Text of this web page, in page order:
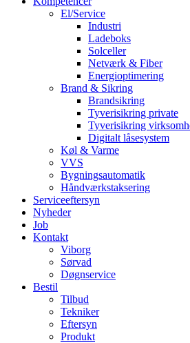
El/Service
Industri
Ladeboks
Solceller
Netværk & Fiber
Energioptimering
Brand & Sikring
Brandsikring
Tyverisikring private
Tyverisikring
Digitalt låsesystem
Køl & Varme
VVS
Bygningsautomatik
Håndværkstaksering
Serviceeftersyn
Nyheder
Job
Kontakt
Viborg
Sørvad
Døgnservice
Bestil
Tilbud
Tekniker
Eftersyn
Produkt